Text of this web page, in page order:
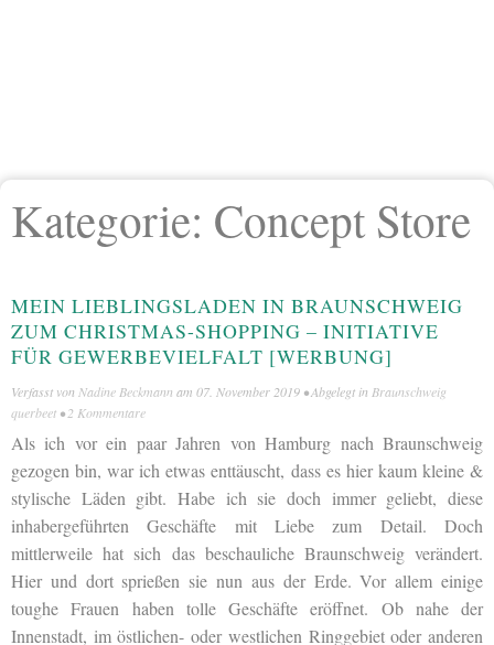
Kategorie: Concept Store
MEIN LIEBLINGSLADEN IN BRAUNSCHWEIG
ZUM CHRISTMAS-SHOPPING – INITIATIVE
FÜR GEWERBEVIELFALT [WERBUNG]
Verfasst von Nadine Beckmann am 07. November 2019 • Abgelegt in Braunschweig
querbeet •2 Kommentare
Als ich vor ein paar Jahren von Hamburg nach Braunschweig
gezogen bin, war ich etwas enttäuscht, dass es hier kaum kleine &
stylische Läden gibt. Habe ich sie doch immer geliebt, diese
inhabergeführten Geschäfte mit Liebe zum Detail. Doch
mittlerweile hat sich das beschauliche Braunschweig verändert.
Hier und dort sprießen sie nun aus der Erde. Vor allem einige
toughe Frauen haben tolle Geschäfte eröffnet. Ob nahe der
Innenstadt, im östlichen- oder westlichen Ringgebiet oder anderen